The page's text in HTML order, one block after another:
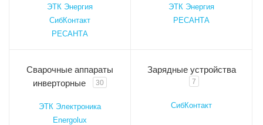
ЭТК Энергия
СибКонтакт
РЕСАНТА
ЭТК Энергия
РЕСАНТА
Сварочные аппараты
инверторные
30
ЭТК Электроника
Energolux
Зарядные устройства
7
СибКонтакт